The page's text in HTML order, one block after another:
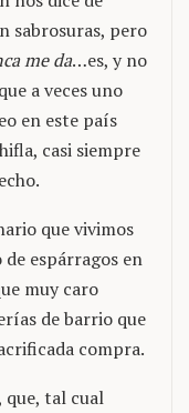
sabrosuras, pero
me da…es, y no
a veces uno
en este país
casi siempre
que vivimos
espárragos en
muy caro
de barrio que
compra.
que, tal cual